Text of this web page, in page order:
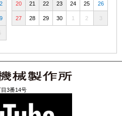
20 21 22 23 24 25 26
27 28 29 30 1 2 3
目3番14号